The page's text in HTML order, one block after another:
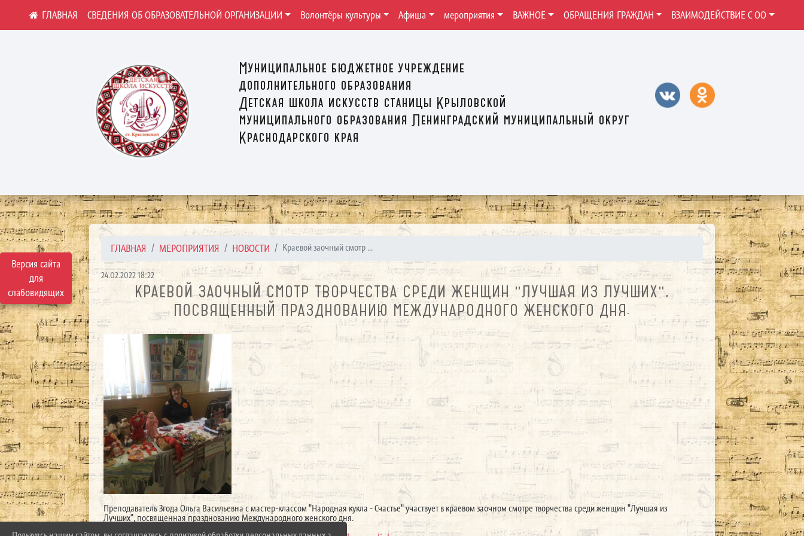
Версия сайта
для
слабовидящих
Муниципальное бюджетное учреждение
дополнительного образования
Детская школа искусств станицы Крыловской
муниципального образования Ленинградский муниципальный округ
Краснодарского края
СВЕДЕНИЯ ОБ ОБРАЗОВАТЕЛЬНОЙ ОРГАНИЗАЦИИ Волонтёры культуры Афиша мероприятия ВАЖНОЕ ОБРАЩЕНИЯ ГРАЖДАН ВЗАИМОДЕЙСТВИЕ С ОО
ГЛАВНАЯ МЕРОПРИЯТИЯ НОВОСТИ Краевой заочный смотр ...
24.02.2022 18:22
КРАЕВОЙ ЗАОЧНЫЙ СМОТР ТВОРЧЕСТВА СРЕДИ ЖЕНЩИН "ЛУЧШАЯ ИЗ ЛУЧШИХ",
ПОСВЯЩЕННЫЙ ПРАЗДНОВАНИЮ МЕЖДУНАРОДНОГО ЖЕНСКОГО ДНЯ.
Преподаватель Згода Ольга Васильевна с мастер-классом "Народная кукла - Счастье" участвует в краевом заочном смотре творчества среди женщин "Лучшая из
Лучших", посвященная празднованию Международного женского дня.